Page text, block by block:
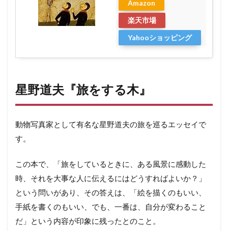
Amazon
楽天市場
Yahooショッピング
星野道夫『旅をする木』
動物写真家として有名な星野道夫の旅を巡るエッセイで
す。
この本で、「旅をしているときに、ある風景に感動した
時、それを大事な人に伝えるにはどうすればよいか？」
という問いがあり、その答えは、「絵を描くのもいい、
手紙を書くのもいい、でも、一番は、自分が変わること
だ」という内容が印象に残ったとのこと。